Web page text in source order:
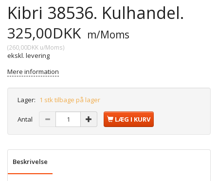
Kibri 38536. Kulhandel.
325,00DKK m/Moms
(260,00DKK u/Moms)
ekskl. levering
Mere information
Lager: 1 stk tilbage på lager
Antal LÆG I KURV
Beskrivelse